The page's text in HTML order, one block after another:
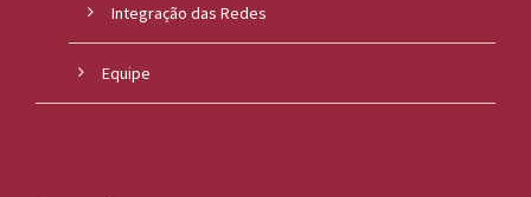
Integração das Redes
Equipe